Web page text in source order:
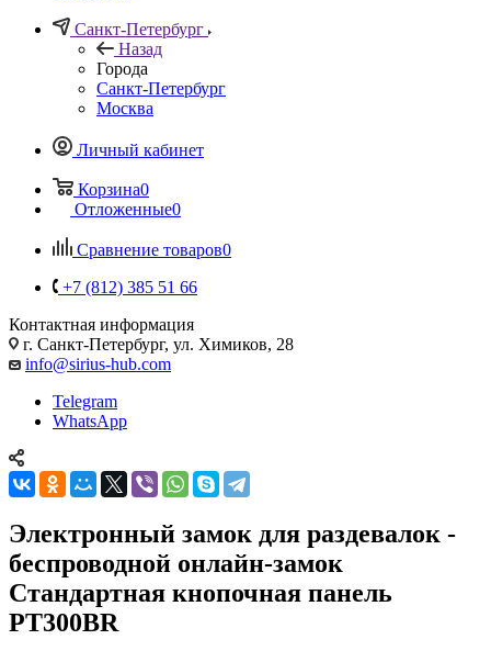
Санкт-Петербург
Назад
Города
Санкт-Петербург
Москва
Личный кабинет
Корзина0
Отложенные0
Сравнение товаров0
+7 (812) 385 51 66
Контактная информация
г. Санкт-Петербург, ул. Химиков, 28
info@sirius-hub.com
Telegram
WhatsApp
Электронный замок для раздевалок -
беспроводной онлайн-замок
Стандартная кнопочная панель
PT300BR